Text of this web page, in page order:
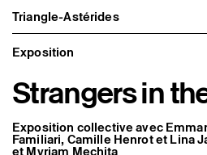
Triangle-Astérides
Triangle-Astérides
Centre d’art contemporain
d’intérêt national
et résidence internationale
Présentation
Équipe et gouvernance
Partenaires et réseaux
Formation professionnelle
Exposition
Strangers in
Exposition collective avec
Familiari, Camille Henrot etLina
et Myriam Mechita